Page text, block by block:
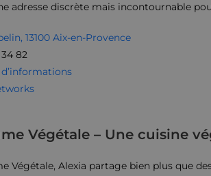
adresse discrète mais incontournable
13100 Aix-en-Provence
82
Végétale – Une cuisine
Végétale, Alexia partage bien plus que